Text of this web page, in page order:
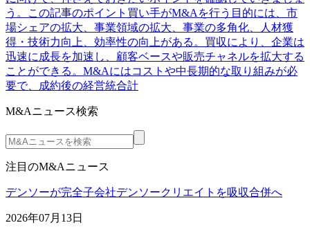
う。この記事のポイント買い手がM&Aを行う目的には、市
場シェアの拡大、事業領域の拡大、事業の多角化、人材獲
得・技術力向上、効率性の向上がある。買収により、企業は
迅速に成長を加速し、顧客ベースや販売チャネルを拡大する
ことができる。M&Aにはコストや中長期的な取り組みが必
要で、成約後の経営統合計
M&Aニュース検索
注目のM&Aニュース
デンソーが完全子会社デンソークリエイトを吸収合併へ
2026年07月13日